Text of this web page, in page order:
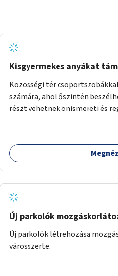
Kisgyermekes anyákat
Közösségi tér
számára, ahol őszintén
részt vehetnek önismereti és
Új parkolók
Új parkolók létrehozása
városszerte.